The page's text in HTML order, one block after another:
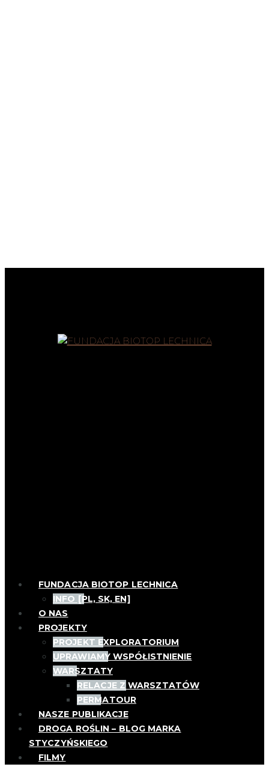
FUNDACJA BIOTOP LECHNICA
INFO [PL, SK, EN]
O NAS
PROJEKTY
PROJEKT EXPLORATORIUM
UPRAWIAMY WSPÓŁISTNIENIE
WARSZTATY
RELACJE Z WARSZTATÓW
PERMATOUR
NASZE PUBLIKACJE
DROGA ROŚLIN – BLOG MARKA
STYCZYŃSKIEGO
FILMY